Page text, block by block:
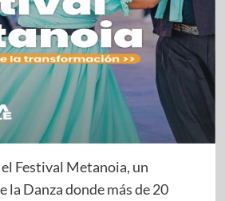
Festival Metanoia, un
la Danza donde más de 20